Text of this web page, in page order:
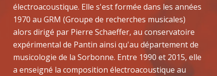
électroacoustique. Elle s'est formée dans les années
1970 au GRM (Groupe de recherches musicales)
alors dirigé par Pierre Schaeffer, au conservatoire
expérimental de Pantin ainsi qu'au département de
musicologie de la Sorbonne. Entre 1990 et 2015, elle
a enseigné la composition électroacoustique au